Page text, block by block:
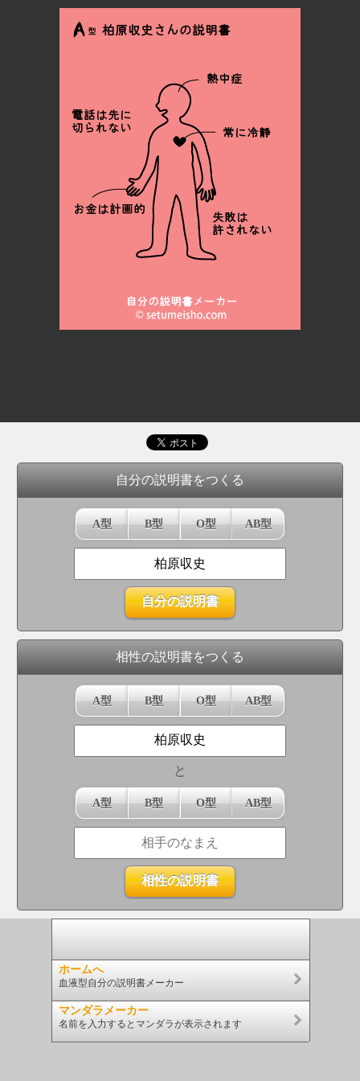
自分の説明書をつくる
A型 B型 O型 AB型
相性の説明書をつくる
A型 B型 O型 AB型
と
A型 B型 O型 AB型
ホームへ
血液型自分の説明書メーカー
マンダラメーカー
名前を入力するとマンダラが表示されます